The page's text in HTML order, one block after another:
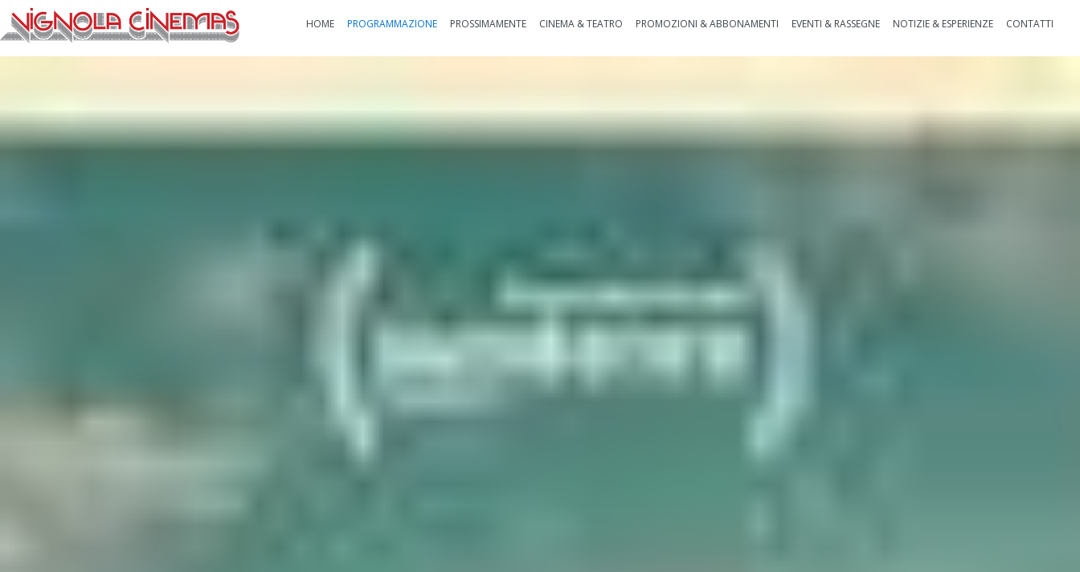
HOME PROGRAMMAZIONE PROSSIMAMENTE CINEMA & TEATRO PROMOZIONI & ABBONAMENTI EVENTI & RASSEGNE NOTIZIE & ESPERIENZE CONTATTI